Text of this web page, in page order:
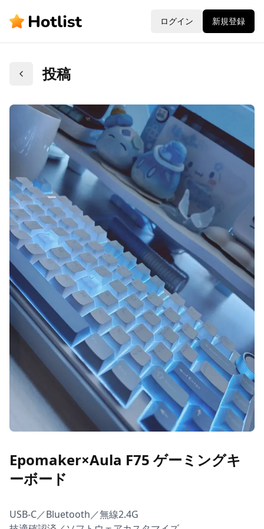
ログイン 新規登録
戻る 投稿
Epomaker×Aula F75 ゲーミングキ
ーボード
USB-C／Bluetooth／無線2.4G